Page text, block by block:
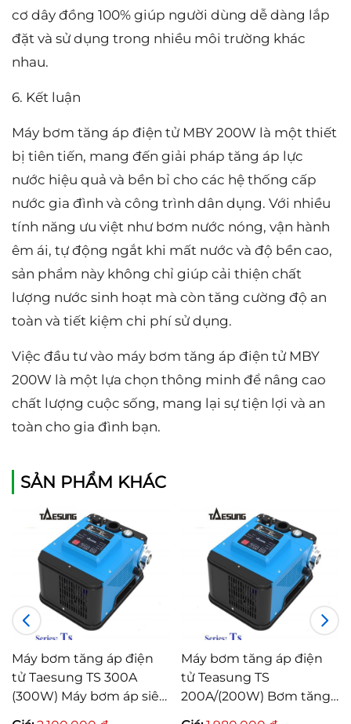
cơ dây đồng 100% giúp người dùng dễ dàng lắp
đặt và sử dụng trong nhiều môi trường khác
nhau.
6. Kết luận
Máy bơm tăng áp điện tử MBY 200W là một thiết
bị tiên tiến, mang đến giải pháp tăng áp lực
nước hiệu quả và bền bỉ cho các hệ thống cấp
nước gia đình và công trình dân dụng. Với nhiều
tính năng ưu việt như bơm nước nóng, vận hành
êm ái, tự động ngắt khi mất nước và độ bền cao,
sản phẩm này không chỉ giúp cải thiện chất
lượng nước sinh hoạt mà còn tăng cường độ an
toàn và tiết kiệm chi phí sử dụng.
Việc đầu tư vào máy bơm tăng áp điện tử MBY
200W là một lựa chọn thông minh để nâng cao
chất lượng cuộc sống, mang lại sự tiện lợi và an
toàn cho gia đình bạn.
SẢN PHẨM KHÁC
Máy bơm tăng áp điện
tử Taesung TS 300A
(300W) Máy bơm áp siêu
Máy bơm tăng áp điện
tử Teasung TS
200A/(200W) Bơm tăng